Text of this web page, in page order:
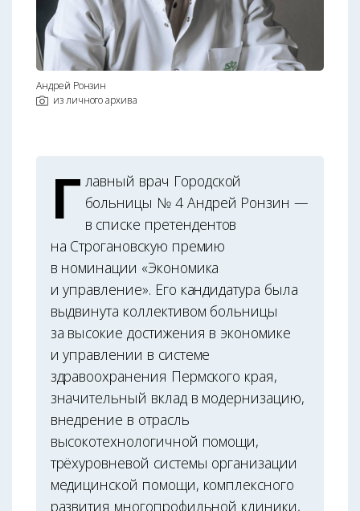
Андрей Ронзин
из личного архива
Г лавный врач Городской
больницы № 4 Андрей Ронзин —
в списке претендентов
на Строгановскую премию
в номинации «Экономика
и управление». Его кандидатура была
выдвинута коллективом больницы
за высокие достижения в экономике
и управлении в системе
здравоохранения Пермского края,
значительный вклад в модернизацию,
внедрение в отрасль
высокотехнологичной помощи,
трёхуровневой системы организации
медицинской помощи, комплексного
развития многопрофильной клиники,